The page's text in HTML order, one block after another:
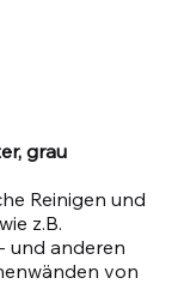
grau
Reinigen und
z.B.
und anderen
von